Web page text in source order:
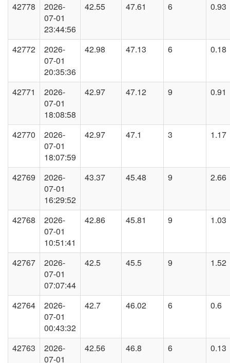
42778
2026-
07-01
23:44:56
42.55 47.61 6 0.93
42772
2026-
07-01
20:35:36
42.98 47.13 6 0.18
42771
2026-
07-01
18:08:58
42.97 47.12 9 0.91
42770
2026-
07-01
18:07:59
42.97 47.1 3 1.17
42769
2026-
07-01
16:29:52
43.37 45.48 9 2.66
42768
2026-
07-01
10:51:41
42.86 45.81 9 1.03
42767
2026-
07-01
07:07:44
42.5 45.5 9 1.52
42764
2026-
07-01
00:43:32
42.7 46.02 6 0.6
42763
2026-
07-01
42.56 46.8 6 0.13